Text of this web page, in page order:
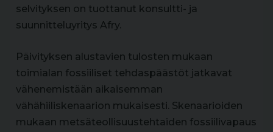
selvityksen on tuottanut konsultti- ja
suunnitteluyritys Afry.
Päivityksen alustavien tulosten mukaan
toimialan fossiiliset tehdaspäästöt jatkavat
vähenemistään aikaisemman
vähähiiliskenaarion mukaisesti. Skenaarioiden
mukaan metsäteollisuustehtaiden fossiilivapaus